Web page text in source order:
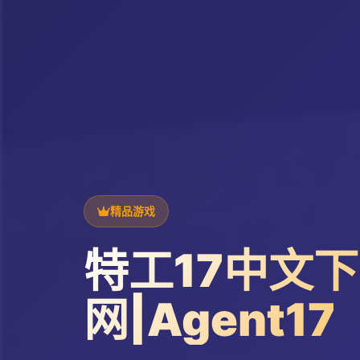
精品游戏
特工17中文
网|Agent17